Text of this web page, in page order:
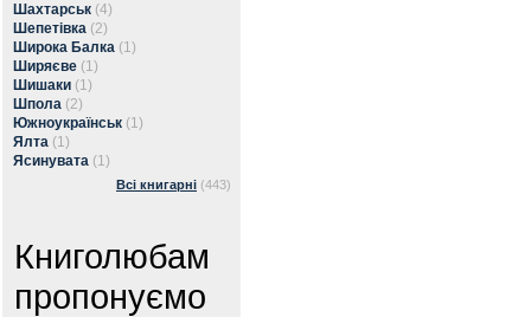
Шахтарськ (4)
Шепетівка (2)
Широка Балка (1)
Ширяєве (1)
Шишаки (1)
Шпола (2)
Южноукраїнськ (1)
Ялта (1)
Ясинувата (1)
Всі книгарні (443)
Книголюбам
пропонуємо